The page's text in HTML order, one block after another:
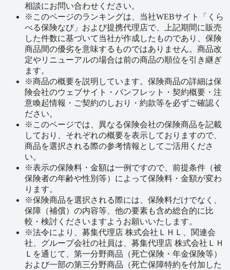
相談にお問い合わせください。
※ このページのランキングは、当社WEBサイト「くら
べる保険なび」および提携代理店で、上記期間に販売
した件数に基づいて当社が作成したものであり、保険
商品間の優劣を意味するものではありません。商品改
定やリニューアルの場合は前の商品の順位を引き継ぎ
ます。
※商品の概要を説明しています。保険商品の詳細は保
険会社のウェブサイト・パンフレット・契約概要・注
意喚起情報・ご契約のしおり・約款等を必ずご確認く
ださい。
※ このページでは、異なる保険会社の保険商品を記載
しており、それぞれの概要を表示しておりますので、
商品を選択される際の参考情報としてご活用くださ
い。
※表示の保険料・金額は一例ですので、前提条件（被
保険者の年齢や性別等）によって保険料・金額が変わ
ります。
※保険商品を選択される際には、保険料だけでなく、
保障（補償）の内容等、他の要素も含め総合的に比
較・検討くださいますようお願いいたします。
※法令により、募集代理店 株式会社ＬＨＬ、関連会
社、グループ会社の社員は、募集代理店 株式会社ＬＨ
Ｌを通じて、第一分野商品（死亡保険・年金保険等）
および一部の第三分野商品（死亡保障特約を付加した